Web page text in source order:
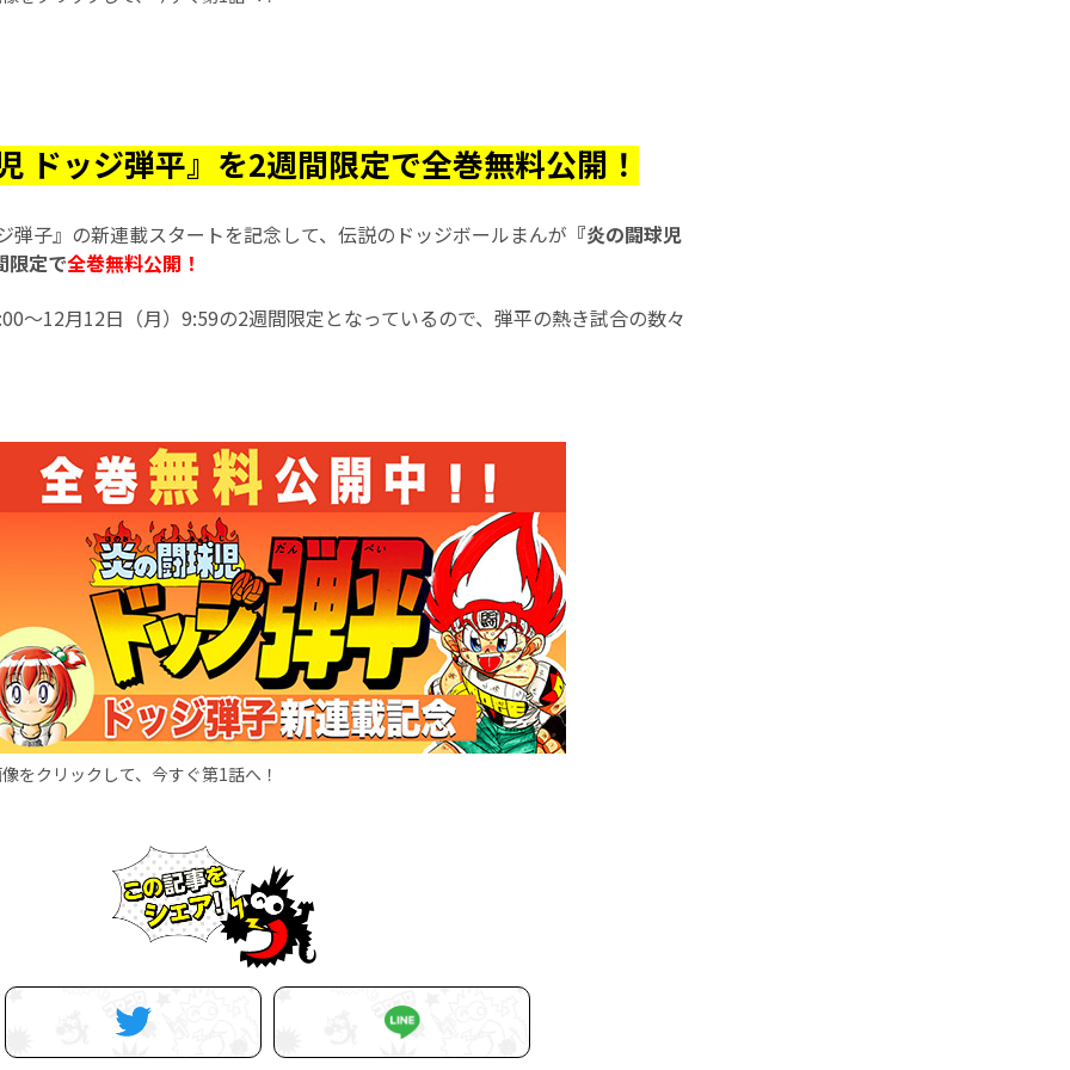
ドッジ弾平』を2週間限定で全巻無料公開！
弾子』の新連載スタートを記念して、伝説のドッジボールまんが 『炎の闘球児
限定で全巻無料公開！
～12月12日（月）9:59の2週間限定となっているので、弾平の熱き試合の数々
をクリックして、今すぐ第1話へ！